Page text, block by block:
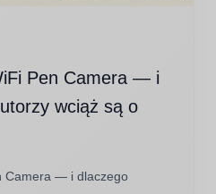
Pen Camera — i
wciąż są o
Camera — i dlaczego